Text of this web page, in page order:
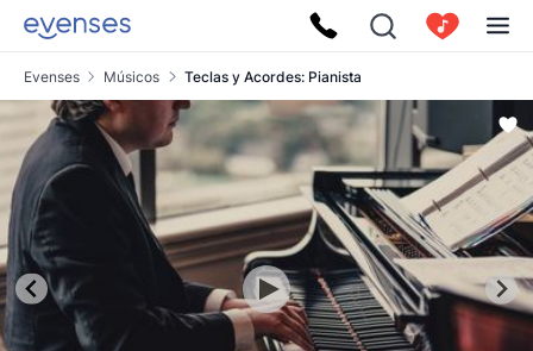
Evenses Músicos Teclas y Acordes: Pianista